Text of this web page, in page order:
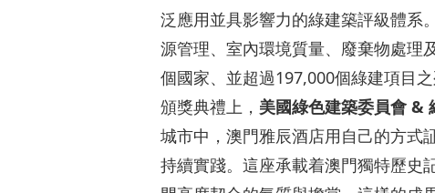
泛應用並具影響力的綠建築評級體系
源管理、室內環境質量、廢棄物處理
個國家、並超過197,000個綠建項目
頒獎典禮上， 美國綠色建築委員會 &
城市中，澳門雅辰酒店用自己的方式
持續實踐。這座承載着澳門獨特歷史